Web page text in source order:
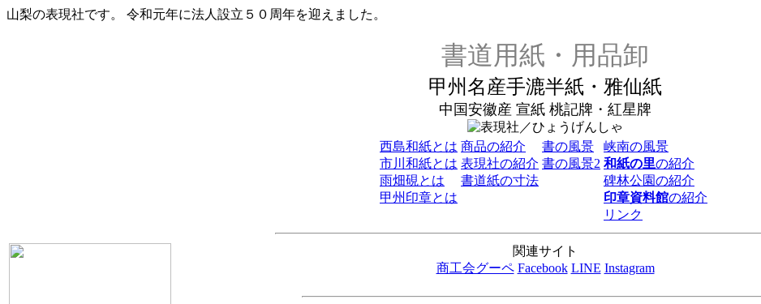
山梨の表現社です。 令和元年に法人設立５０周年を迎えました。
書道用紙・用品卸
甲州名産手漉半紙・雅仙紙
中国安徽産 宣紙 桃記牌・紅星牌
西島和紙とは
市川和紙とは
雨畑硯とは
甲州印章とは
商品の紹介
表現社の紹介
書道紙の寸法
書の風景
書の風景2
峡南の風景
和紙の里の紹介
碑林公園の紹介
印章資料館の紹介
リンク
関連サイト
商工会グーペ Facebook LINE Instagram